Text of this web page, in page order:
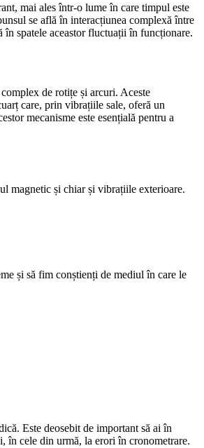
mai ales într-o lume în care timpul este
se află în interacțiunea complexă între
în spatele aceastor fluctuații în funcționare.
de rotițe și arcuri. Aceste
care, prin vibrațiile sale, oferă un
mecanisme este esențială pentru a
magnetic și chiar și vibrațiile exterioare.
și să fim conștienți de mediul în care le
Este deosebit de important să ai în
în cele din urmă, la erori în cronometrare.